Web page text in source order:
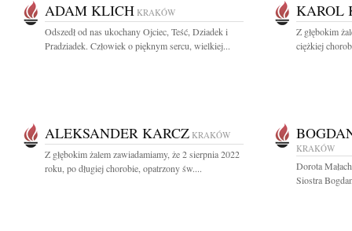
ADAM KLICH KRAKÓW
Odszedł od nas ukochany Ojciec, Teść, Dziadek i
Pradziadek. Człowiek o pięknym sercu, wielkiej...
KAROL
Z głębokim
ciężkiej
ALEKSANDER KARCZ KRAKÓW
Z głębokim żalem zawiadamiamy, że 2 sierpnia 2022
roku, po długiej chorobie, opatrzony św....
KRAKÓW
Dorota
Siostra